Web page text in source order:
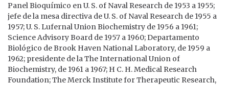
Panel Bioquímico en U. S. of Naval Research de 1953 a 1955;
jefe de la mesa directiva de U. S. of Naval Research de 1955 a
1957; U. S. Lufernal Union Biochemistry de 1956 a 1961;
Science Advisory Board de 1957 a 1960; Departamento
Biológico de Brook Haven National Laboratory, de 1959 a
1962; presidente de la The International Union of
Biochemistry, de 1961 a 1967; H C. H. Medical Research
Foundation; The Merck Institute for Therapeutic Research,